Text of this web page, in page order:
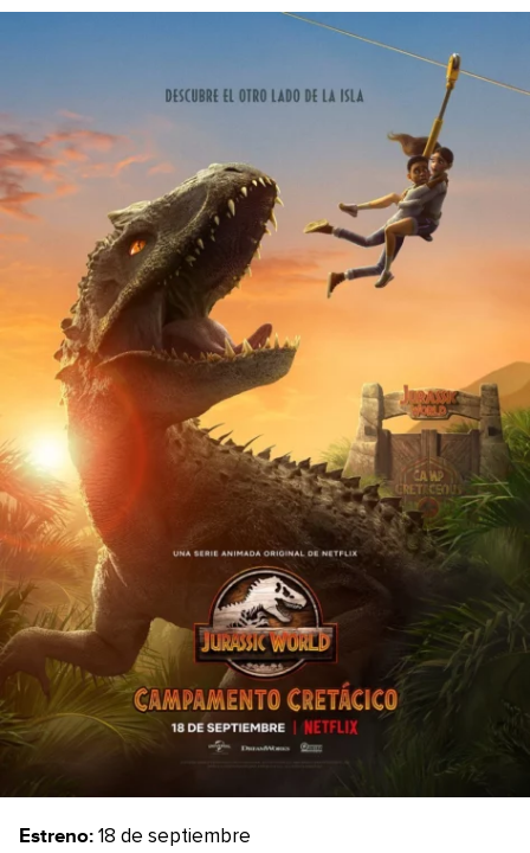
Estreno: 18 de septiembre